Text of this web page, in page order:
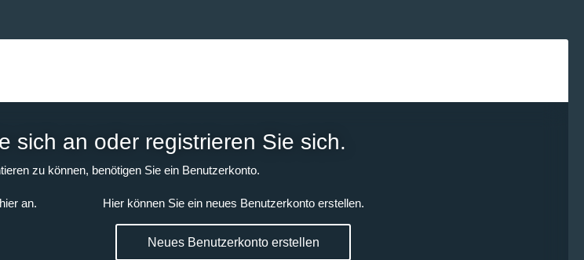
sich an oder registrieren Sie sich.
zu können, benötigen Sie ein Benutzerkonto.
an. Hier können Sie ein neues Benutzerkonto erstellen.
Neues Benutzerkonto erstellen